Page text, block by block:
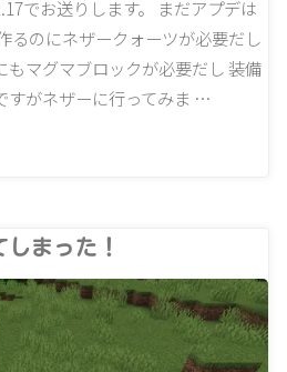
でお送りします。 まだアプデは
るのにネザークォーツが必要だし
もマグマブロックが必要だし 装備
すがネザーに行ってみま …
まった！